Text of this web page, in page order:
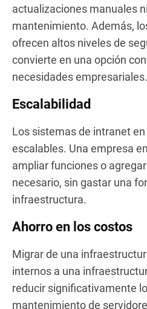
actualizaciones manuales
mantenimiento. Además,
ofrecen altos niveles de
convierte en una opción
necesidades empresariales.
Escalabilidad
Los sistemas de intranet
escalables. Una empresa
ampliar funciones o
necesario, sin gastar una
infraestructura.
Ahorro en los costos
Migrar de una
internos a una
reducir significativamente
mantenimiento de